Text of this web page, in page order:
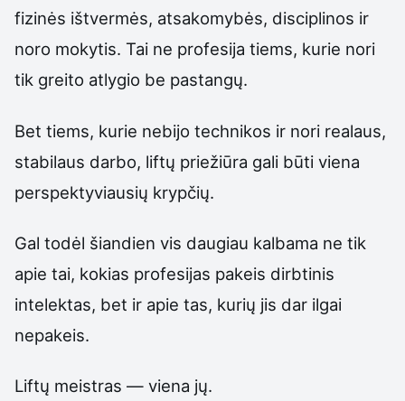
fizinės ištvermės, atsakomybės, disciplinos ir
noro mokytis. Tai ne profesija tiems, kurie nori
tik greito atlygio be pastangų.
Bet tiems, kurie nebijo technikos ir nori realaus,
stabilaus darbo, liftų priežiūra gali būti viena
perspektyviausių krypčių.
Gal todėl šiandien vis daugiau kalbama ne tik
apie tai, kokias profesijas pakeis dirbtinis
intelektas, bet ir apie tas, kurių jis dar ilgai
nepakeis.
Liftų meistras — viena jų.